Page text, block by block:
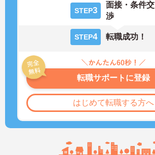
STEP3
面接・条件交
渉
STEP4 転職成功！
転職サポートに登録
はじめて転職する方へ